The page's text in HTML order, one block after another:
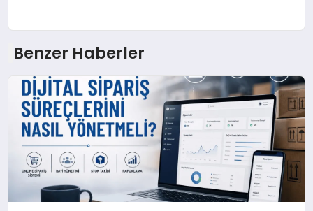
Benzer Haberler